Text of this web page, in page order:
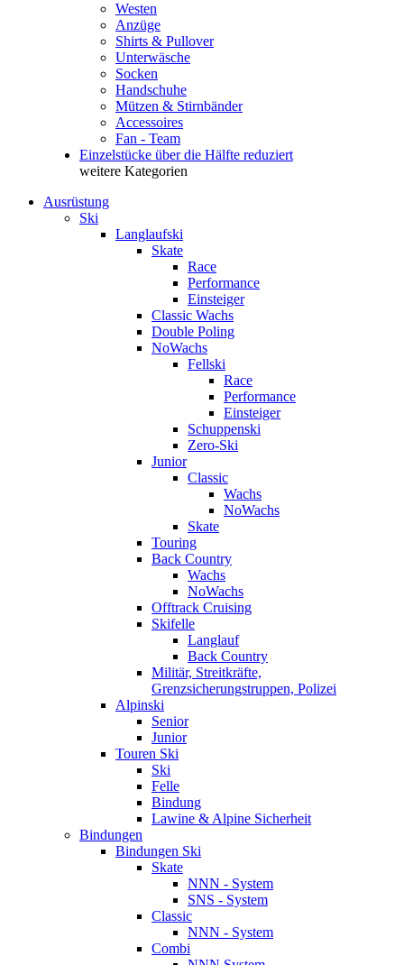
Westen
Anzüge
Shirts & Pullover
Unterwäsche
Socken
Handschuhe
Mützen & Stirnbänder
Accessoires
Fan - Team
Einzelstücke über die Hälfte reduziert
weitere Kategorien
Ausrüstung
Ski
Langlaufski
Skate
Race
Performance
Einsteiger
Classic Wachs
Double Poling
NoWachs
Fellski
Race
Performance
Einsteiger
Schuppenski
Zero-Ski
Junior
Classic
Wachs
NoWachs
Skate
Touring
Back Country
Wachs
NoWachs
Offtrack Cruising
Skifelle
Langlauf
Back Country
Militär, Streitkräfte,
Grenzsicherungstruppen, Polizei
Alpinski
Senior
Junior
Touren Ski
Ski
Felle
Bindung
Lawine & Alpine Sicherheit
Bindungen
Bindungen Ski
Skate
NNN - System
SNS - System
Classic
NNN - System
Combi